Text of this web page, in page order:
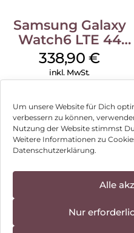
Um unsere Website für Dich
verbessern zu können,
Nutzung der Website stimmst
Weitere Informationen zu
Datenschutzerklärung.
Alle
Nur
Samsung Galaxy
Watch6 LTE 44
mm Graphite
338,90€
inkl. MwSt.
Impressum
Hinweis zur